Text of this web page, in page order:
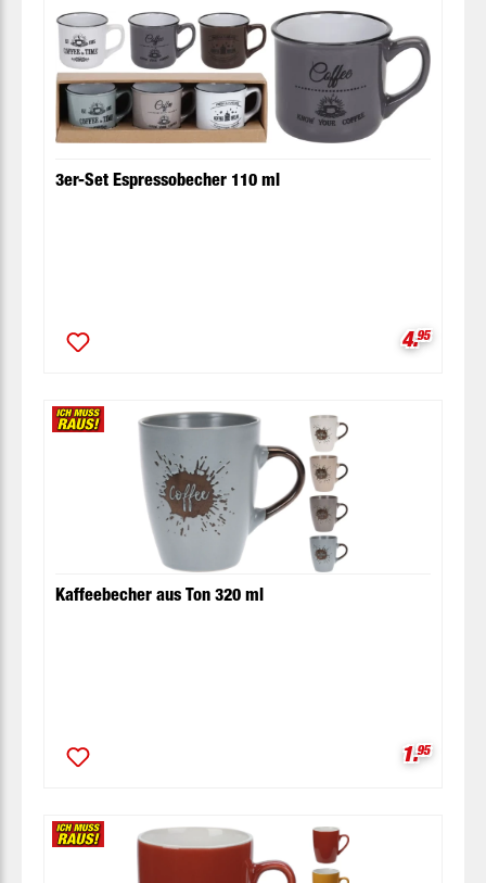
3er-Set Espressobecher 110 ml
4.95
Kaffeebecher aus Ton 320 ml
1.95